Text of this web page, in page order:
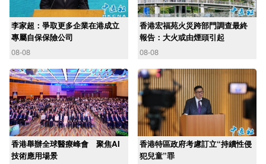
李家超：爭取更多企業在港成立
專屬自保保險公司
08-08
香港宏福苑火災跨部門調查最終
報告：大火或由煙頭引起
08-08
香港舉辦全球醫療峰會 聚焦AI
技術應用場景
香港特區政府考慮訂立“持續性侵
犯兒童”罪